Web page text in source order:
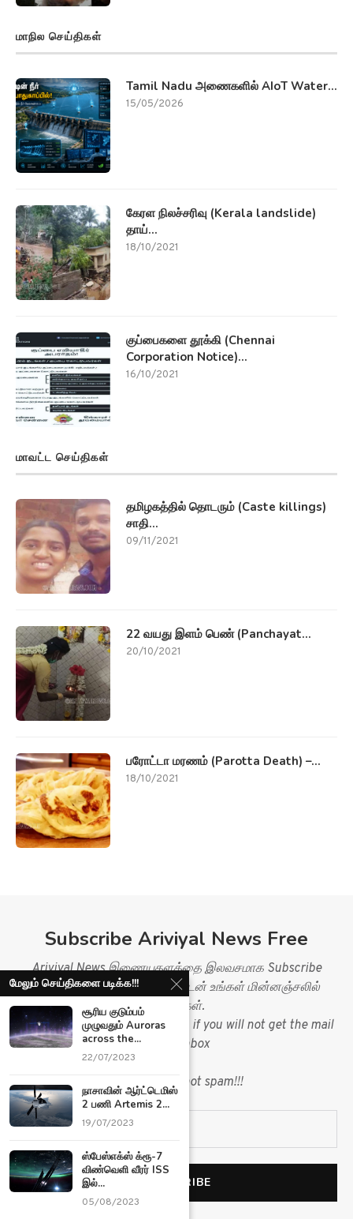
மாநில செய்திகள்
Tamil Nadu அணைகளில் AIoT Water...
15/05/2026
கேரள நிலச்சரிவு (Kerala landslide)
தாய்...
18/10/2021
குப்பைகளை தூக்கி (Chennai
Corporation Notice)...
16/10/2021
மாவட்ட செய்திகள்
தமிழகத்தில் தொடரும் (Caste killings)
சாதி...
09/11/2021
22 வயது இளம் பெண் (Panchayat...
20/10/2021
பரோட்டா மரணம் (Parotta Death) –...
18/10/2021
Subscribe Ariviyal News Free
Ariviyal News இணையதளத்தை இலவசமாக Subscribe
செய்து செய்திகளை உடனுக்குடன் உங்கள் மின்னஞ்சலில்
பெறுங்கள்.
Please check your spam folder, if you will not get the mail
in you inbox
mark mail as not spam!!!
மேலும் செய்திகளை படிக்க!!!
சூரிய குடும்பம்
முழுவதும் Auroras
across the...
22/07/2023
நாசாவின் ஆர்ட்டெமிஸ்
2 பணி Artemis 2...
19/07/2023
ஸ்பேஸ்எக்ஸ் க்ரூ-7
விண்வெளி வீரர் ISS
இல்...
05/08/2023